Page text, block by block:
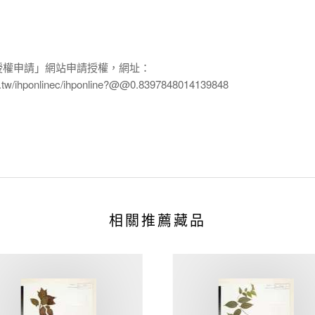
申請」網站申請授權，網址：
ihponlinec/ihponline?@@0.8397848014139848
相關推薦藏品